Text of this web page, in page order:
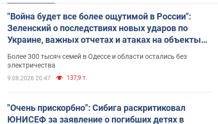
"Война будет все более ощутимой в России":
Зеленский о последствиях новых ударов по
Украине, важных отчетах и атаках на объекты
противника. Видео
Более 300 тысяч семей в Одессе и области остались без
электричества
9.08.2026 20:47 137,9 т.
"Очень прискорбно": Сибига раскритиковал
ЮНИСЕФ за заявление о погибших детях в